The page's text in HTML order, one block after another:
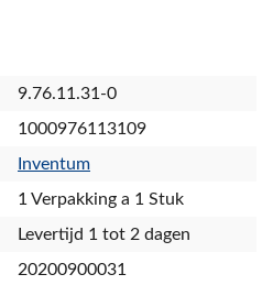
9.76.11.31-0
1000976113109
Inventum
1 Verpakking a 1 Stuk
Levertijd 1 tot 2 dagen
20200900031